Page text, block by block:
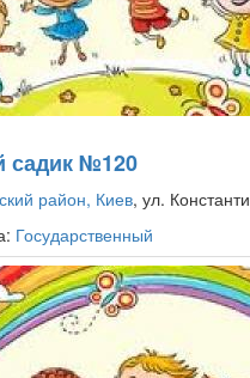
садик №120
район, Киев, ул.
Государственный